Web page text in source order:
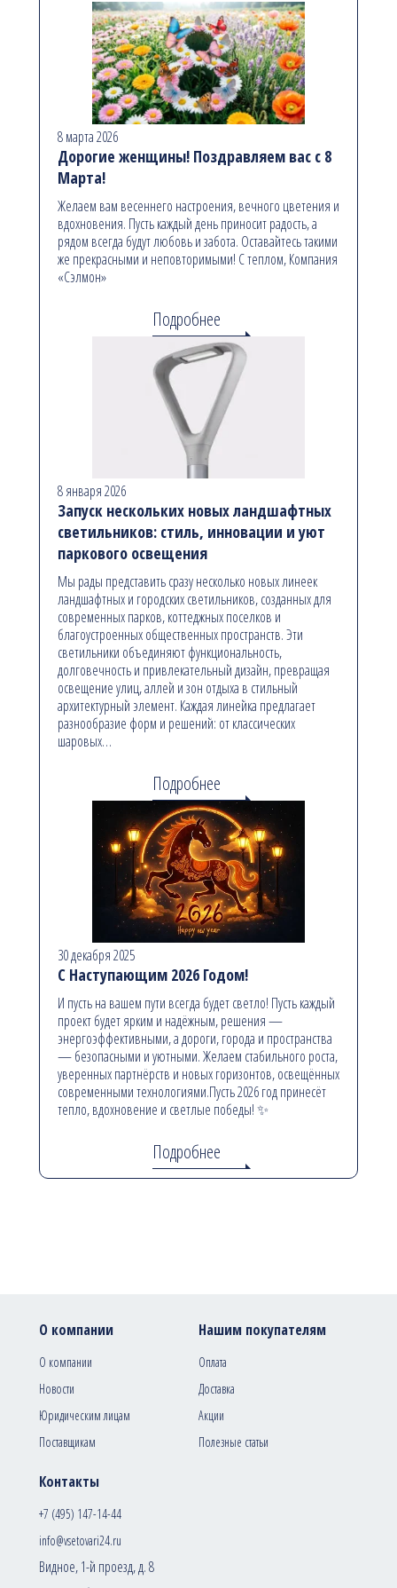
8 марта 2026
Дорогие женщины! Поздравляем вас с 8
Марта!
Желаем вам весеннего настроения, вечного цветения и
вдохновения. Пусть каждый день приносит радость, а
рядом всегда будут любовь и забота. Оставайтесь такими
же прекрасными и неповторимыми! С теплом, Компания
«Сэлмон»
Подробнее
8 января 2026
Запуск нескольких новых ландшафтных
светильников: стиль, инновации и уют
паркового освещения
Мы рады представить сразу несколько новых линеек
ландшафтных и городских светильников, созданных для
современных парков, коттеджных поселков и
благоустроенных общественных пространств. Эти
светильники объединяют функциональность,
долговечность и привлекательный дизайн, превращая
освещение улиц, аллей и зон отдыха в стильный
архитектурный элемент. Каждая линейка предлагает
разнообразие форм и решений: от классических
шаровых…
Подробнее
30 декабря 2025
С Наступающим 2026 Годом!
И пусть на вашем пути всегда будет светло! Пусть каждый
проект будет ярким и надёжным, решения —
энергоэффективными, а дороги, города и пространства
— безопасными и уютными. Желаем стабильного роста,
уверенных партнёрств и новых горизонтов, освещённых
современными технологиями.Пусть 2026 год принесёт
тепло, вдохновение и светлые победы! ✨
Подробнее
Контакты
+7 (495) 147-14-44
info@vsetovari24.ru
Видное, 1-й проезд, д. 8
О компании
О компании
Новости
Юридическим лицам
Поставщикам
Нашим покупателям
Оплата
Доставка
Акции
Полезные статьи